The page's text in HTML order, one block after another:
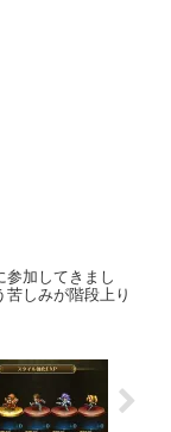
参加してきまし
苦しみが階段上り